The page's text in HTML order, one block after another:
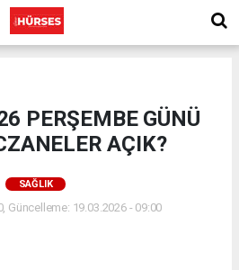
PERŞEMBE GÜNÜ
AÇIK?
SAĞLIK
Güncelleme: 19.03.2026 - 09:00